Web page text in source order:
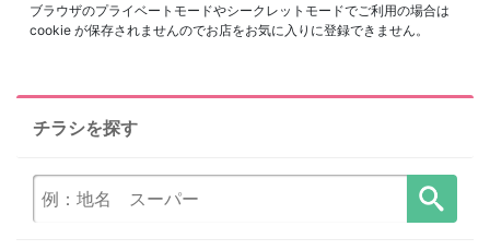
ブラウザのプライベートモードやシークレットモードでご利用の場合は
cookie が保存されませんのでお店をお気に入りに登録できません。
チラシを探す